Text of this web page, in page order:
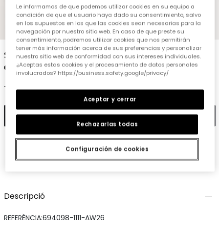
1 2 3 4 5
Samarreta de punt nen blanca amb
estampat de gat
12,95 €
Afegir
Descripció
REFERÈNCIA:694098-1111-AW26
Le informamos de que podemos utilizar cookies en su equipo a
condición de que el usuario haya dado su consentimiento, salvo
en los supuestos en los que las cookies sean necesarias para la
navegación por nuestro sitio web. En caso de que preste su
consentimiento, podremos utilizar cookies que nos permitirán
tener más información acerca de sus preferencias y personalizar
nuestro sitio web de conformidad con sus intereses individuales.
¿Aceptas estas cookies y el procesamiento de datos personales
involucrados? https://business.safety.google/privacy/
Configuración de cookies
Rechazarlas todas
Aceptar y cerrar